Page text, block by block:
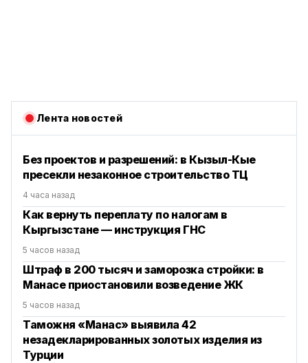
Лента новостей
Без проектов и разрешений: в Кызыл-Кые
пресекли незаконное строительство ТЦ
4 часа назад
Как вернуть переплату по налогам в
Кыргызстане — инструкция ГНС
5 часов назад
Штраф в 200 тысяч и заморозка стройки: в
Манасе приостановили возведение ЖК
5 часов назад
Таможня «Манас» выявила 42
незадекларированных золотых изделия из
Турции